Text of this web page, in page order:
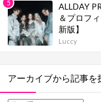
ALLDAY
＆プロフ
新版】
Luccy
アーカイブから記事を